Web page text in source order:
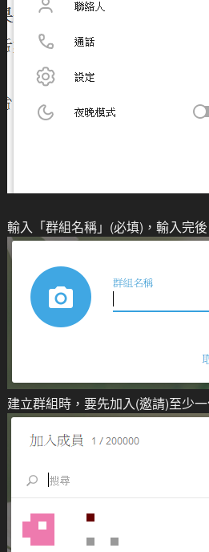
輸入「群組名稱」(必填)，輸入完
建立群組時，要先加入(邀請)至少